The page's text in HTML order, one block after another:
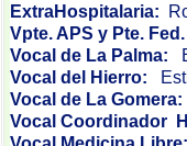
ExtraHospitalaria:
Vpte. APS y Pte.
Vocal de La Palma:
Vocal del Hierro:
Vocal de La Gomera:
Vocal Coordinador